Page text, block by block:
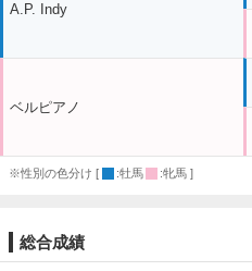
A.P. Indy
ベルピアノ
※性別の色分け [ :牡馬 :牝馬 ]
総合成績